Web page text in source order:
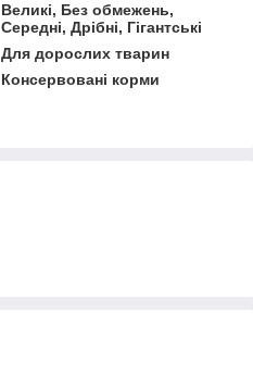
Великі, Без обмежень,
Середні, Дрібні, Гігантські
Для дорослих тварин
Консервовані корми